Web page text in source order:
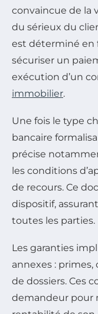
convaincue de la
du sérieux du
est déterminé en
sécuriser un
exécution d’un
immobilier.
Une fois le type
bancaire
précise
les conditions
de recours. Ce
dispositif,
toutes les parties.
Les garanties
annexes : primes,
de dossiers. Ces
demandeur pour